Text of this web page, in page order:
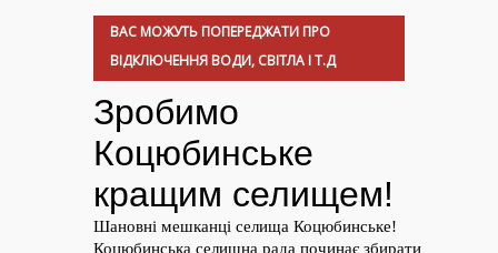
ВАС МОЖУТЬ ПОПЕРЕДЖАТИ ПРО
ВІДКЛЮЧЕННЯ ВОДИ, СВІТЛА І Т.Д